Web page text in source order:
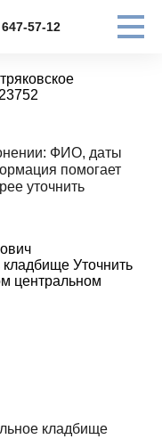
57-12
ФИО, даты
помогает
уточнить
кладбище Уточнить
кладбище